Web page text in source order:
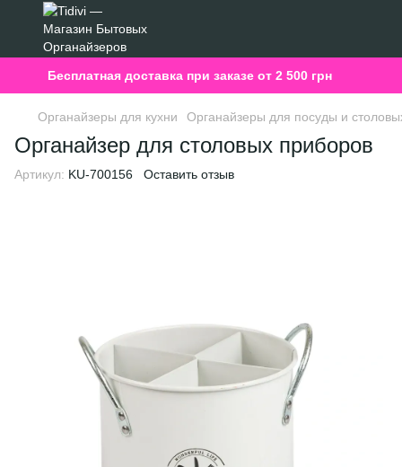
Бесплатная доставка при заказе от 2 500 грн
Органайзеры для кухни Органайзеры для посуды и
Органайзер для столовых приборов
Артикул: KU-700156 Оставить отзыв